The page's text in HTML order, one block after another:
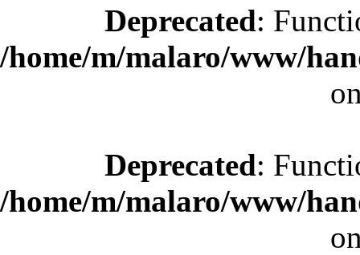
Deprecated:
/home/m/malaro/www/
Deprecated:
/home/m/malaro/www/